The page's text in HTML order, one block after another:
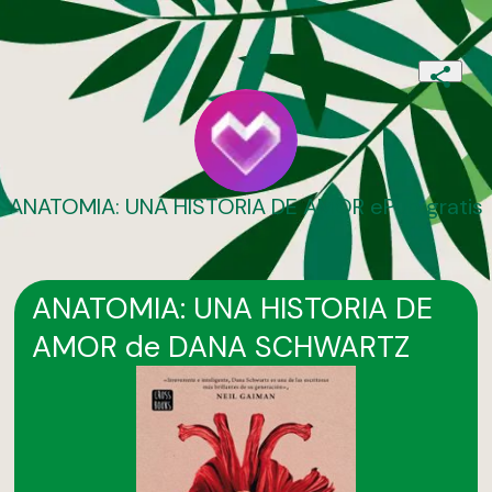
ANATOMIA: UNA HISTORIA DE AMOR ePub gratis
ANATOMIA: UNA HISTORIA DE
AMOR de DANA SCHWARTZ